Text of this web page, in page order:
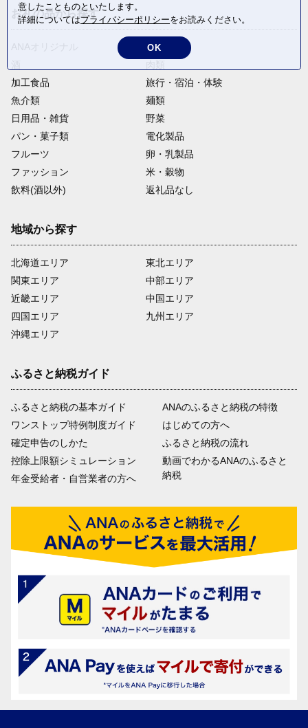
お礼の品から探す
定期便
加工食品
旅行・宿泊・体験
魚介類
麺類
日用品・雑貨
野菜
パン・菓子類
電化製品
フルーツ
卵・乳製品
ファッション
米・穀物
飲料(酒以外)
返礼品なし
地域から探す
北海道エリア
関東エリア
近畿エリア
四国エリア
沖縄エリア
東北エリア
中部エリア
中国エリア
九州エリア
ふるさと納税ガイド
ふるさと納税の基本ガイド
ワンストップ特例制度ガイド
確定申告のしかた
控除上限額シミュレーション
年金受給者・自営業者の方へ
ANAのふるさと納税の特徴
はじめての方へ
ふるさと納税の流れ
動画でわかるANAのふるさと
納税
意したことものといたします。
詳細についてはプライバシーポリシーをお読みください。
OK